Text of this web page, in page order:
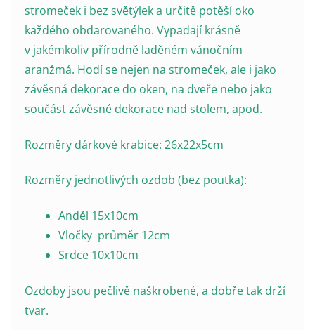
stromeček i bez světýlek a určitě potěší oko
každého obdarovaného. Vypadají krásně
v jakémkoliv přírodně laděném vánočním
aranžmá. Hodí se nejen na stromeček, ale i jako
závěsná dekorace do oken, na dveře nebo jako
součást závěsné dekorace nad stolem, apod.
Rozměry dárkové krabice: 26x22x5cm
Rozměry jednotlivých ozdob (bez poutka):
Anděl 15x10cm
Vločky průměr 12cm
Srdce 10x10cm
Ozdoby jsou pečlivě naškrobené, a dobře tak drží
tvar.